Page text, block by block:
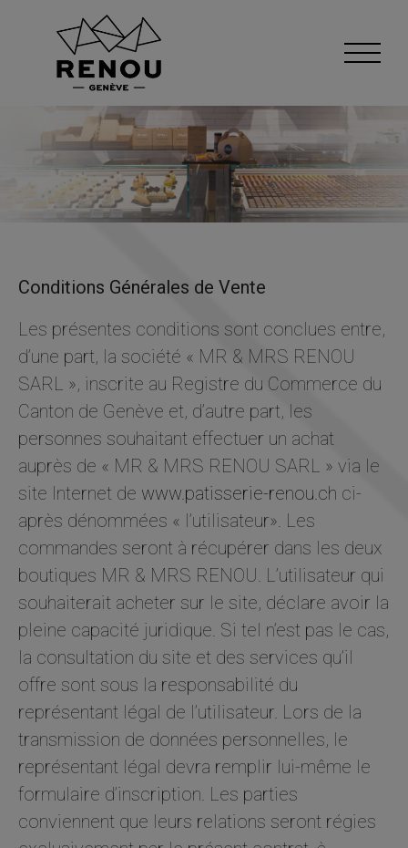
Conditions Générales de Vente
Les présentes conditions sont conclues entre,
d’une part, la société « MR & MRS RENOU
SARL », inscrite au Registre du Commerce du
Canton de Genève et, d’autre part, les
personnes souhaitant effectuer un achat
auprès de « MR & MRS RENOU SARL » via le
site Internet de www.patisserie-renou.ch ci-
après dénommées « l’utilisateur». Les
commandes seront à récupérer dans les deux
boutiques MR & MRS RENOU. L’utilisateur qui
souhaiterait acheter sur le site, déclare avoir la
pleine capacité juridique. Si tel n’est pas le cas,
la consultation du site et des services qu’il
offre sont sous la responsabilité du
représentant légal de l’utilisateur. Lors de la
transmission de données personnelles, le
représentant légal devra remplir lui-même le
formulaire d’inscription. Les parties
conviennent que leurs relations seront régies
Nécessaire
Ces cookies ne
sont pas
sont
nécessaires au
du site Web.
Statistiques